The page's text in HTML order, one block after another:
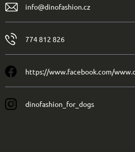
info@dinofashion.cz
774 812 826
https://www.facebook.com/
dinofashion_for_dogs